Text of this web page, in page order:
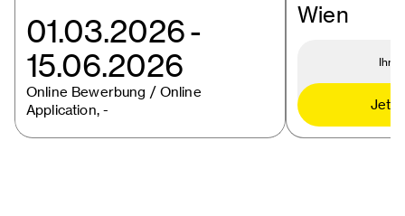
01.03.2026-
15.06.2026
Online Bewerbung / Online
Application, -
Wien
Jetzt